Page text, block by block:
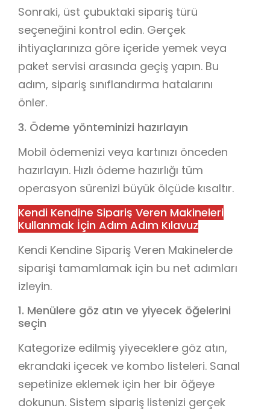
Sonraki, üst çubuktaki sipariş türü
seçeneğini kontrol edin. Gerçek
ihtiyaçlarınıza göre içeride yemek veya
paket servisi arasında geçiş yapın. Bu
adım, sipariş sınıflandırma hatalarını
önler.
3. Ödeme yönteminizi hazırlayın
Mobil ödemenizi veya kartınızı önceden
hazırlayın. Hızlı ödeme hazırlığı tüm
operasyon sürenizi büyük ölçüde kısaltır.
Kendi Kendine Sipariş Veren Makineleri
Kullanmak İçin Adım Adım Kılavuz
Kendi Kendine Sipariş Veren Makinelerde
siparişi tamamlamak için bu net adımları
izleyin.
1. Menülere göz atın ve yiyecek öğelerini
seçin
Kategorize edilmiş yiyeceklere göz atın,
ekrandaki içecek ve kombo listeleri. Sanal
sepetinize eklemek için her bir öğeye
dokunun. Sistem sipariş listenizi gerçek